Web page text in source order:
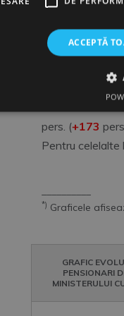
Pensionarii din
Nu exista
Doar Cercetarile
pers. (+173
Pentru
*) Graficele
GRAFIC
PENSIONARI
MINISTERULUI
ACCEPTĂ